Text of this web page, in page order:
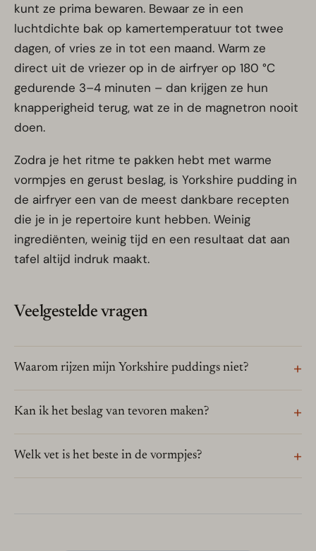
kunt ze prima bewaren. Bewaar ze in een
luchtdichte bak op kamertemperatuur tot twee
dagen, of vries ze in tot een maand. Warm ze
direct uit de vriezer op in de airfryer op 180 °C
gedurende 3–4 minuten – dan krijgen ze hun
knapperigheid terug, wat ze in de magnetron nooit
doen.
Zodra je het ritme te pakken hebt met warme
vormpjes en gerust beslag, is Yorkshire pudding in
de airfryer een van de meest dankbare recepten
die je in je repertoire kunt hebben. Weinig
ingrediënten, weinig tijd en een resultaat dat aan
tafel altijd indruk maakt.
Veelgestelde vragen
Waarom rijzen mijn Yorkshire puddings niet?
Kan ik het beslag van tevoren maken?
Welk vet is het beste in de vormpjes?